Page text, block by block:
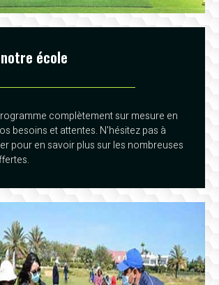
école
complètement sur mesure en
besoins et attentes. N'hésitez pas à
pour en savoir plus sur les nombreuses